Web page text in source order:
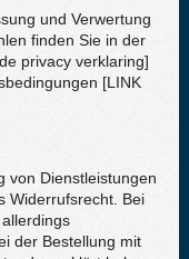
und Verwertung
finden Sie in der
privacy verklaring]
[LINK
von Dienstleistungen
Widerrufsrecht. Bei
der Bestellung mit